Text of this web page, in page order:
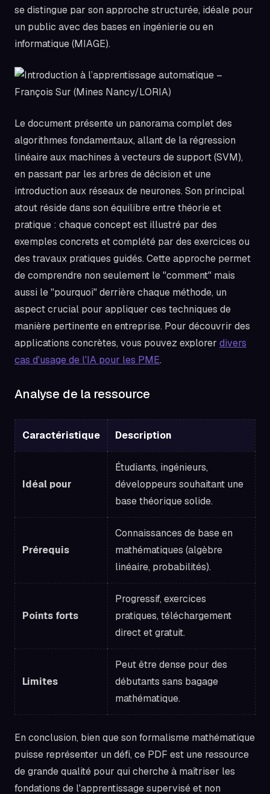
se distingue par son approche structurée, idéale pour
un public avec des bases en ingénierie ou en
informatique (MIAGE).
Le document présente un panorama complet des
algorithmes fondamentaux, allant de la régression
linéaire aux machines à vecteurs de support (SVM),
en passant par les arbres de décision et une
introduction aux réseaux de neurones. Son principal
atout réside dans son équilibre entre théorie et
pratique : chaque concept est illustré par des
exemples concrets et complété par des exercices ou
des travaux pratiques guidés. Cette approche permet
de comprendre non seulement le "comment" mais
aussi le "pourquoi" derrière chaque méthode, un
aspect crucial pour appliquer ces techniques de
manière pertinente en entreprise. Pour découvrir des
applications concrètes, vous pouvez explorer divers
cas d'usage de l'IA pour les PME.
Analyse de la ressource
Caractéristique Description
Idéal pour
Étudiants, ingénieurs,
développeurs souhaitant une
base théorique solide.
Prérequis
Connaissances de base en
mathématiques (algèbre
linéaire, probabilités).
Points forts
Progressif, exercices
pratiques, téléchargement
direct et gratuit.
Limites
Peut être dense pour des
débutants sans bagage
mathématique.
En conclusion, bien que son formalisme mathématique
puisse représenter un défi, ce PDF est une ressource
de grande qualité pour qui cherche à maîtriser les
fondations de l'apprentissage supervisé et non